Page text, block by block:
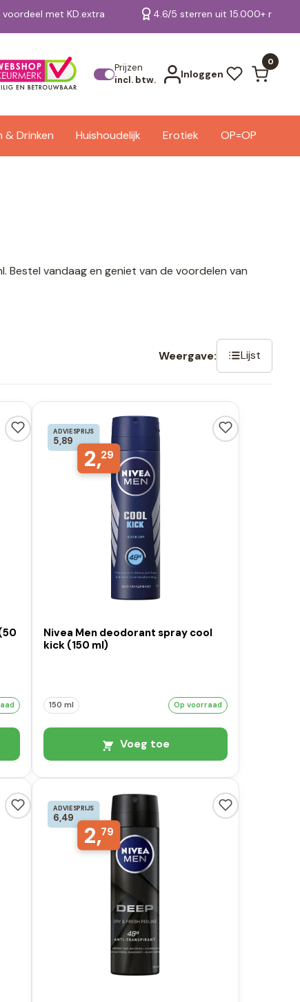
met KD.extra 4.6/5 sterren uit 15.000+
Prijzen
incl. btw.
Inloggen
0
& Drinken Huishoudelijk Erotiek OP=OP
Bekijk alle resultaten
vandaag en geniet van de voordelen van
Weergave: Lijst
ADVIESPRIJS
5,89
2,29
Nivea Men deodorant spray cool
kick (150 ml)
150 ml Op voorraad
Voeg toe
ADVIESPRIJS
6,49
2,79